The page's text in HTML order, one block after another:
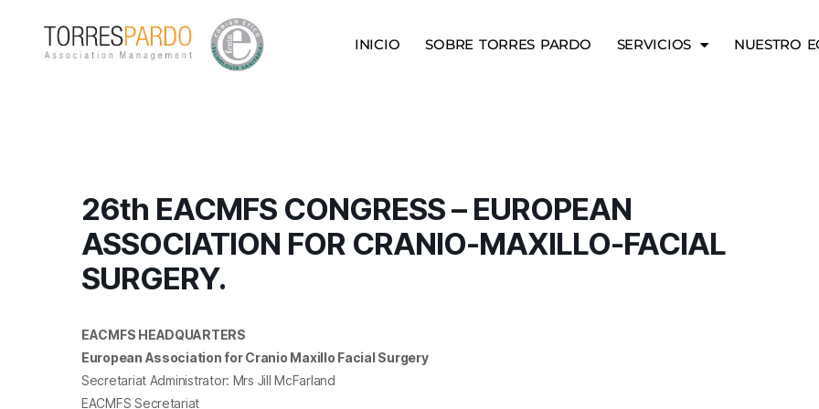
INICIO SOBRE TORRES PARDO SERVICIOS NUESTRO
26th EACMFS CONGRESS – EUROPEAN
ASSOCIATION FOR CRANIO-MAXILLO-FACIAL
SURGERY.
EACMFS HEADQUARTERS
European Association for Cranio Maxillo Facial Surgery
Secretariat Administrator: Mrs Jill McFarland
EACMFS Secretariat